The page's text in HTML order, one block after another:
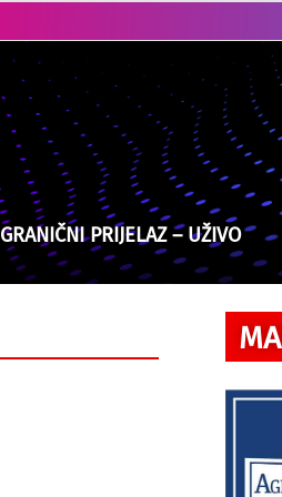
GRANIČNI PRIJELAZ – UŽIVO